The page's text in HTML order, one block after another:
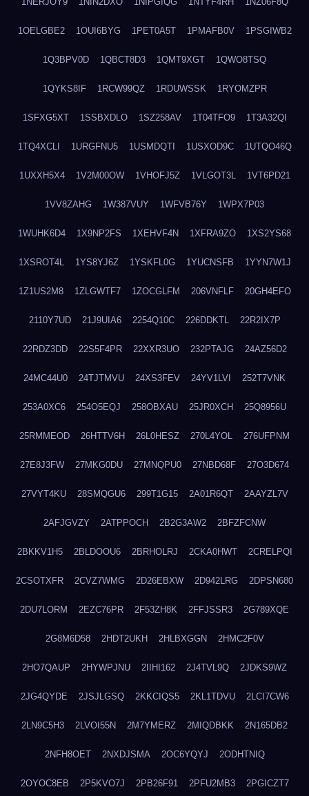
1OELGBE2 1OUI6BYG 1PET0A5T 1PMAFB0V 1PSGIWB2
1Q3BPV0D 1QBCT8D3 1QMT9XGT 1QWO8TSQ
1QYKS8IF 1RCW99QZ 1RDUWSSK 1RYOMZPR
1SFXG5XT 1SSBXDLO 1SZ258AV 1T04TFO9 1T3A32QI
1TQ4XCLI 1URGFNU5 1USMDQTI 1USXOD9C 1UTQO46Q
1UXXH5X4 1V2M00OW 1VHOFJ5Z 1VLGOT3L 1VT6PD21
1VV8ZAHG 1W387VUY 1WFVB76Y 1WPX7P03
1WUHK6D4 1X9NP2FS 1XEHVF4N 1XFRA9ZO 1XS2YS68
1XSROT4L 1YS8YJ6Z 1YSKFL0G 1YUCNSFB 1YYN7W1J
1Z1US2M8 1ZLGWTF7 1ZOCGLFM 206VNFLF 20GH4EFO
2110Y7UD 21J9UIA6 2254Q10C 226DDKTL 22R2IX7P
22RDZ3DD 22S5F4PR 22XXR3UO 232PTAJG 24AZ56D2
24MC44U0 24TJTMVU 24XS3FEV 24YV1LVI 252T7VNK
253A0XC6 254O5EQJ 258OBXAU 25JR0XCH 25Q8956U
25RMMEOD 26HTTV6H 26L0HESZ 270L4YOL 276UFPNM
27E8J3FW 27MKG0DU 27MNQPU0 27NBD68F 27O3D674
27VYT4KU 28SMQGU6 299T1G15 2A01R6QT 2AAYZL7V
2AFJGVZY 2ATPPOCH 2B2G3AW2 2BFZFCNW
2BKKV1H5 2BLDOOU6 2BRHOLRJ 2CKA0HWT 2CRELPQI
2CSOTXFR 2CVZ7WMG 2D26EBXW 2D942LRG 2DPSN680
2DU7LORM 2EZC76PR 2F53ZH8K 2FFJSSR3 2G789XQE
2G8M6D58 2HDT2UKH 2HLBXGGN 2HMC2F0V
2HO7QAUP 2HYWPJNU 2IIHI162 2J4TVL9Q 2JDKS9WZ
2JG4QYDE 2JSJLGSQ 2KKCIQS5 2KL1TDVU 2LCI7CW6
2LN9C5H3 2LVOI55N 2M7YMERZ 2MIQDBKK 2N165DB2
2NFH8OET 2NXDJSMA 2OC6YQYJ 2ODHTNIQ
2OYOC8EB 2P5KVO7J 2PB26F91 2PFU2MB3 2PGICZT7